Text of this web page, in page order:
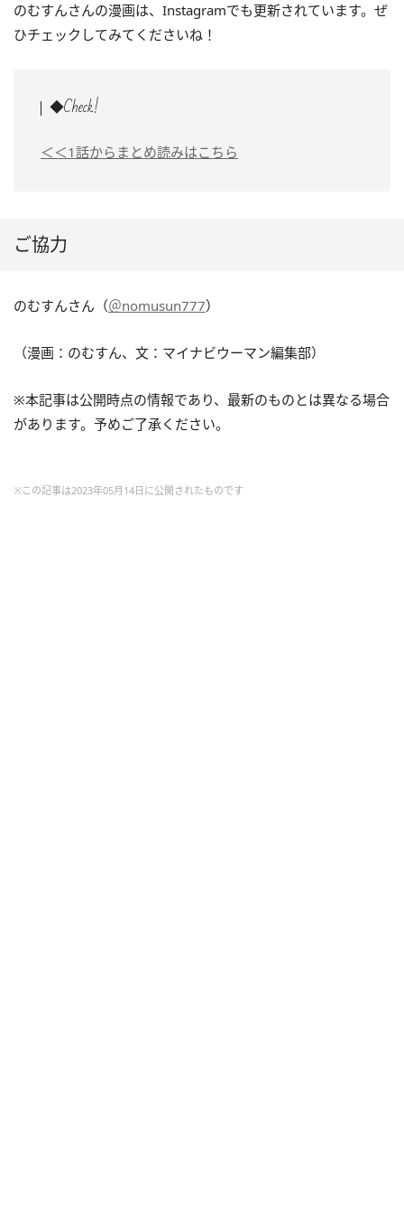
のむすんさんの漫画は、Instagramでも更新されています。ぜ
ひチェックしてみてくださいね！
◆Check!
＜＜1話からまとめ読みはこちら
ご協力
のむすんさん（＠nomusun777）
（漫画：のむすん、文：マイナビウーマン編集部）
※本記事は公開時点の情報であり、最新のものとは異なる場合
があります。予めご了承ください。
※この記事は2023年05月14日に公開されたものです